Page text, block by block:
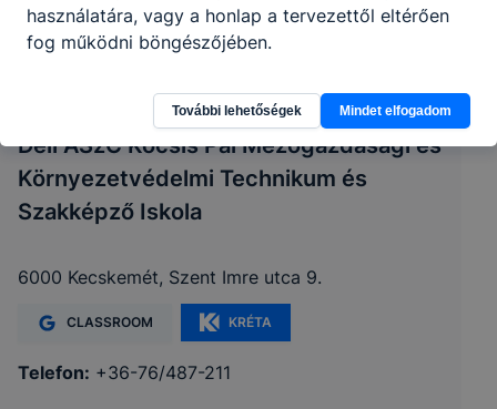
Déli ASzC Kocsis Pál Mezőgazdasági és
Környezetvédelmi Technikum és
Szakképző Iskola
6000 Kecskemét, Szent Imre utca 9.
CLASSROOM KRÉTA
Telefon: +36-76/487-211
használatára, vagy a honlap a tervezettől eltérően
fog működni böngészőjében.
További lehetőségek Mindet elfogadom